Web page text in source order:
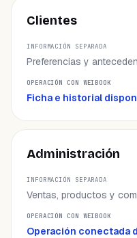
Clientes
Preferencias y
Ficha e historial
Administración
Ventas, productos y
Operación conectada